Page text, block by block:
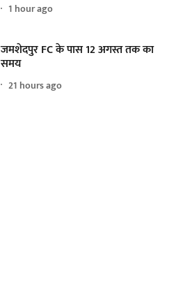
1 hour ago
जमशेदपुर FC के पास 12 अगस्त तक का
समय
21 hours ago